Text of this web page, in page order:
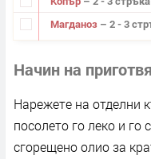
Магданоз – 2 - 3
Начин на
Нарежете на отделни
посолето го леко и
сгорещено олио за